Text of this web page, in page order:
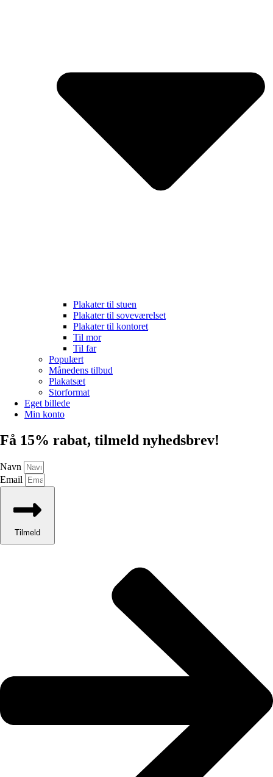
Plakater til stuen
Plakater til soveværelset
Plakater til kontoret
Til mor
Til far
Populært
Månedens tilbud
Plakatsæt
Storformat
Eget billede
Min konto
Få 15% rabat, tilmeld nyhedsbrev!
Navn
Email
Tilmeld